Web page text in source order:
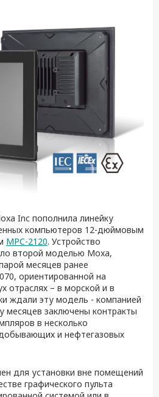
Inc пополнила линейку
компьютеров 12-дюймовым
MPC-2120. Устройство
второй моделью Moxa,
месяцев ранее
ориентированной на
отраслях – в морской и в
ждали эту модель - компанией
месяцев заключены контракты
в несколько
и нефтегазовых
для установки вне помещений
графического пульта